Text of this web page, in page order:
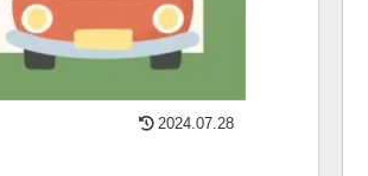
2024.07.28